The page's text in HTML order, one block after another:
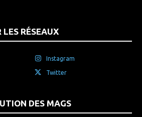
LES RÉSEAUX
Instagram
Twitter
DES MAGS